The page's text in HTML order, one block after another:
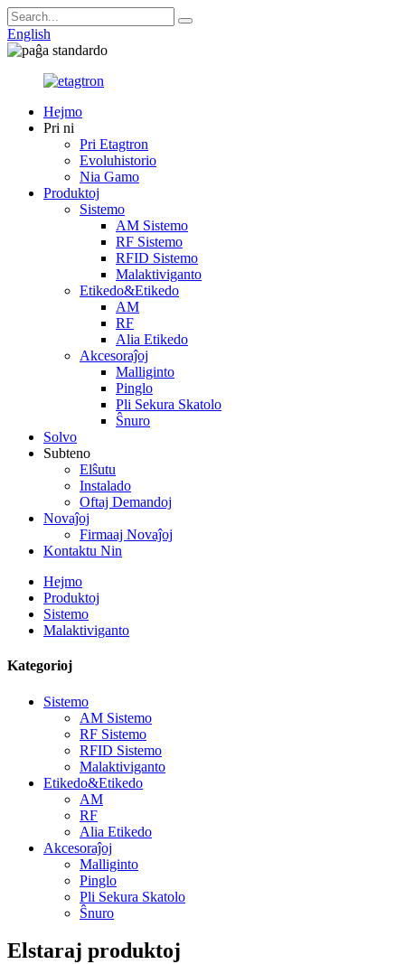
English
Hejmo
Pri ni
Pri Etagtron
Evoluhistorio
Nia Gamo
Produktoj
Sistemo
AM Sistemo
RF Sistemo
RFID Sistemo
Malaktiviganto
Etikedo&Etikedo
AM
RF
Alia Etikedo
Akcesoraĵoj
Malliginto
Pinglo
Pli Sekura Skatolo
Ŝnuro
Solvo
Subteno
Elŝutu
Instalado
Oftaj Demandoj
Novaĵoj
Firmaaj Novaĵoj
Kontaktu Nin
Hejmo
Produktoj
Sistemo
Malaktiviganto
Kategorioj
Sistemo
AM Sistemo
RF Sistemo
RFID Sistemo
Malaktiviganto
Etikedo&Etikedo
AM
RF
Alia Etikedo
Akcesoraĵoj
Malliginto
Pinglo
Pli Sekura Skatolo
Ŝnuro
Elstaraj produktoj